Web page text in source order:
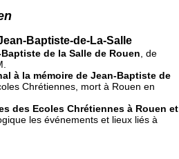
Baptiste-de-La-Salle
de la Salle de Rouen , de
à la mémoire de Jean-Baptiste de
Chrétiennes, mort à Rouen en
des Ecoles Chrétiennes à Rouen et
les événements et lieux liés à